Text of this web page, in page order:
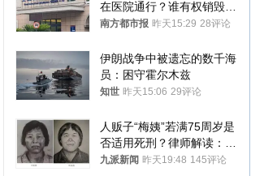
在医院通行？谁有权销毁胚
胎？
南方都市报 昨天15:29 28评论
伊朗战争中被遗忘的数千海
员：困守霍尔木兹
知世 昨天15:06 29评论
人贩子“梅姨”若满75周岁是
否适用死刑？律师解读：很
大概率不会被判处死刑
九派新闻 昨天19:48 145评论